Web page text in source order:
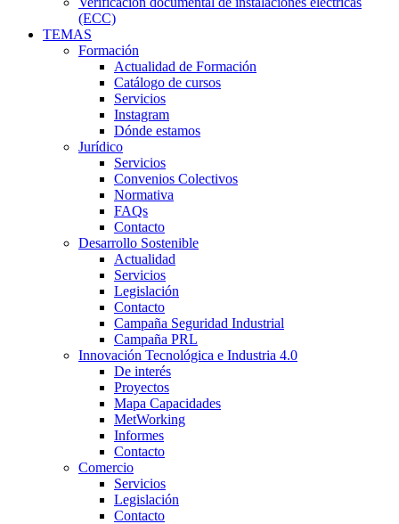
(ECC)
TEMAS
Formación
Actualidad de Formación
Catálogo de cursos
Servicios
Instagram
Dónde estamos
Jurídico
Servicios
Convenios Colectivos
Normativa
FAQs
Contacto
Desarrollo Sostenible
Actualidad
Servicios
Legislación
Contacto
Campaña Seguridad Industrial
Campaña PRL
Innovación Tecnológica e Industria 4.0
De interés
Proyectos
Mapa Capacidades
MetWorking
Informes
Contacto
Comercio
Servicios
Legislación
Contacto